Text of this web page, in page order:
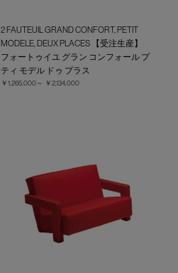
2 FAUTEUIL GRAND CONFORT, PETIT
MODELE, DEUX PLACES 【受注生産】
フォートゥイユ グラン コンフォール プ
ティ モデル ドゥ プラス
￥1,265,000～ ￥2,134,000